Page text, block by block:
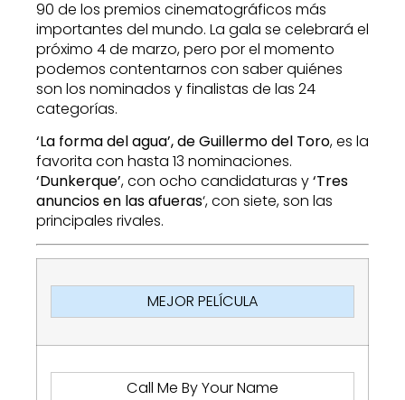
90 de los premios cinematográficos más
importantes del mundo. La gala se celebrará el
próximo 4 de marzo, pero por el momento
podemos contentarnos con saber quiénes
son los nominados y finalistas de las 24
categorías.
‘La forma del agua’, de Guillermo del Toro, es la
favorita con hasta 13 nominaciones.
‘Dunkerque’, con ocho candidaturas y‘Tres
anuncios en las afueras‘, con siete, son las
principales rivales.
MEJOR PELÍCULA
Call Me By Your Name